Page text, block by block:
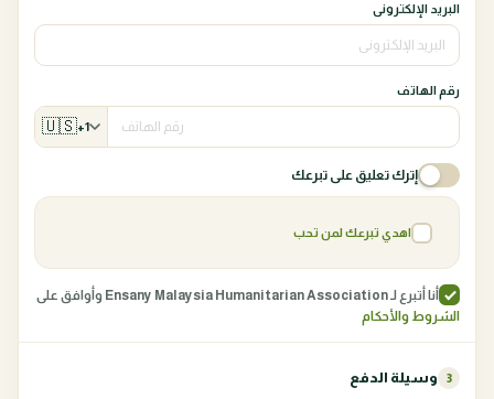
البريد الإلكترونى
رقم الهاتف
🇺🇸+1
إترك تعليق على تبرعك
اهدي تبرعك لمن تحب
أنا أتبرع لـ Ensany Malaysia Humanitarian Association وأوافق على
الشروط والأحكام
3 وسيلة الدفع